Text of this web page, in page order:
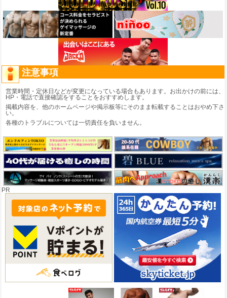
注意事項
営業時間・定休日などが変更になっている場合もあります。お出かけの前には、
HP・電話で直接確認をすることをおすすめします。
掲載内容を、他のホームページや掲示板等にそのまま転載することはおやめ下さ
い。
各種のトラブルについては一切責任を負いません。
PR